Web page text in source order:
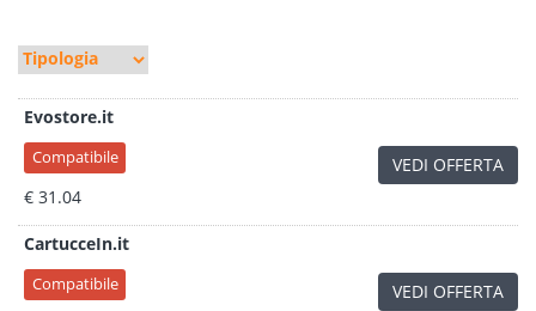
Evostore.it
Compatibile
€ 31.04
VEDI OFFERTA
CartucceIn.it
Compatibile VEDI OFFERTA